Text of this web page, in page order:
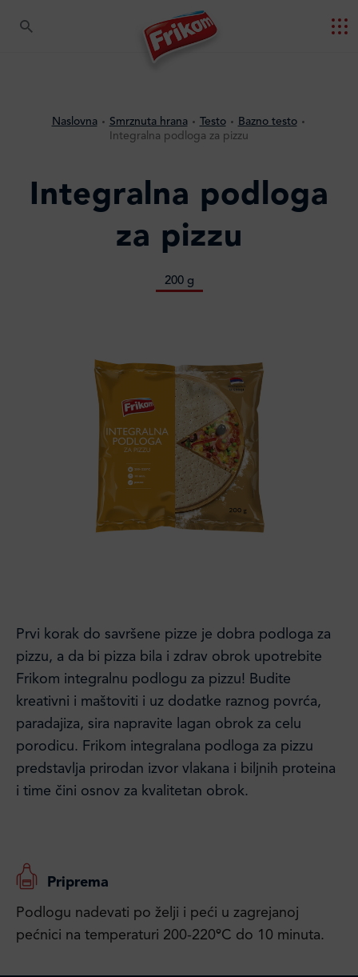
Naslovna Smrznuta hrana Testo
Bazno testo
Integralna podloga za pizzu
Integralna podloga
za pizzu
200 g
Prvi korak do savršene pizze je dobra podloga za
pizzu, a da bi pizza bila i zdrav obrok upotrebite
Frikom integralnu podlogu za pizzu! Budite
kreativni i maštoviti i uz dodatke raznog povrća,
paradajiza, sira napravite lagan obrok za celu
porodicu. Frikom integralana podloga za pizzu
predstavlja prirodan izvor vlakana i biljnih proteina
i time čini osnov za kvalitetan obrok.
Priprema
Podlogu nadevati po želji i peći u zagrejanoj
pećnici na temperaturi 200-220ºC do 10 minuta.